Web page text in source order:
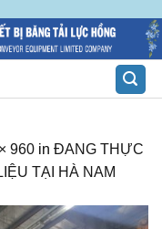
960 in ĐANG THỰC
TẠI HÀ NAM